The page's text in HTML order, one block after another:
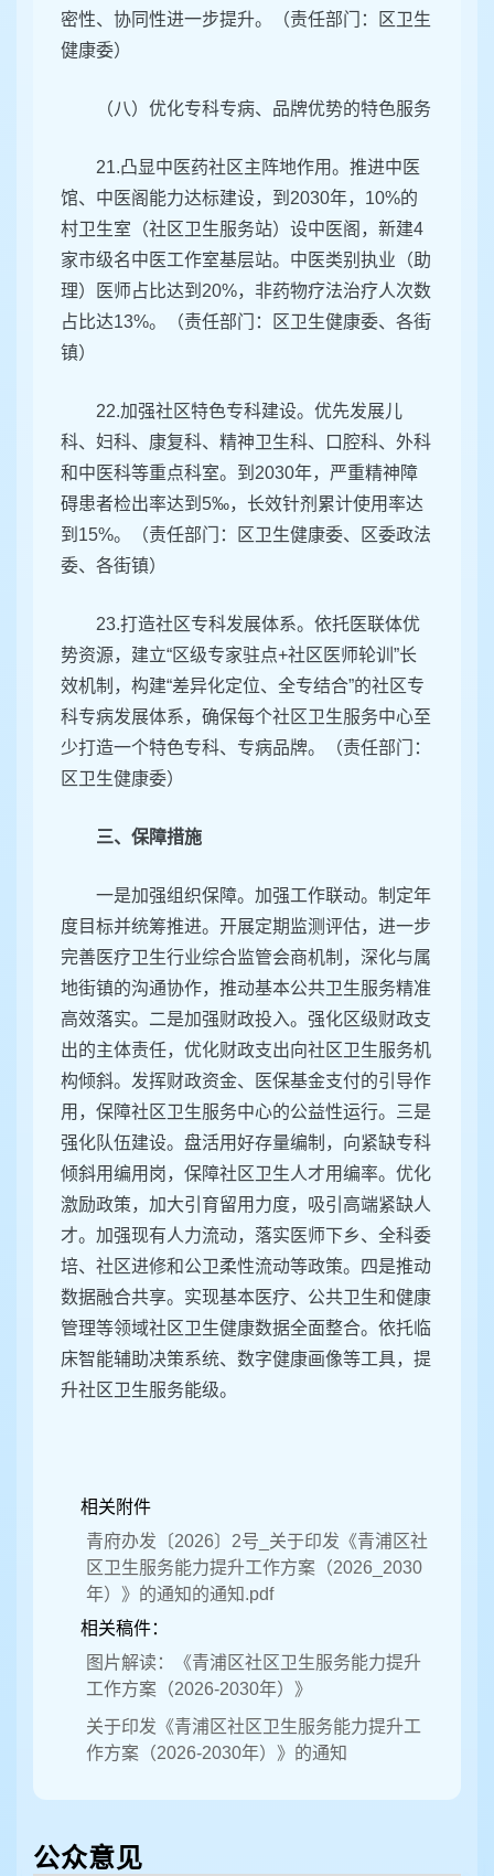
密性、协同性进一步提升。（责任部门：区卫生
健康委）
（八）优化专科专病、品牌优势的特色服务
21.凸显中医药社区主阵地作用。推进中医
馆、中医阁能力达标建设，到2030年，10%的
村卫生室（社区卫生服务站）设中医阁，新建4
家市级名中医工作室基层站。中医类别执业（助
理）医师占比达到20%，非药物疗法治疗人次数
占比达13%。（责任部门：区卫生健康委、各街
镇）
22.加强社区特色专科建设。优先发展儿
科、妇科、康复科、精神卫生科、口腔科、外科
和中医科等重点科室。到2030年，严重精神障
碍患者检出率达到5‰，长效针剂累计使用率达
到15%。（责任部门：区卫生健康委、区委政法
委、各街镇）
23.打造社区专科发展体系。依托医联体优
势资源，建立“区级专家驻点+社区医师轮训”长
效机制，构建“差异化定位、全专结合”的社区专
科专病发展体系，确保每个社区卫生服务中心至
少打造一个特色专科、专病品牌。（责任部门：
区卫生健康委）
三、保障措施
一是加强组织保障。加强工作联动。制定年
度目标并统筹推进。开展定期监测评估，进一步
完善医疗卫生行业综合监管会商机制，深化与属
地街镇的沟通协作，推动基本公共卫生服务精准
高效落实。二是加强财政投入。强化区级财政支
出的主体责任，优化财政支出向社区卫生服务机
构倾斜。发挥财政资金、医保基金支付的引导作
用，保障社区卫生服务中心的公益性运行。三是
强化队伍建设。盘活用好存量编制，向紧缺专科
倾斜用编用岗，保障社区卫生人才用编率。优化
激励政策，加大引育留用力度，吸引高端紧缺人
才。加强现有人力流动，落实医师下乡、全科委
培、社区进修和公卫柔性流动等政策。四是推动
数据融合共享。实现基本医疗、公共卫生和健康
管理等领域社区卫生健康数据全面整合。依托临
床智能辅助决策系统、数字健康画像等工具，提
升社区卫生服务能级。
相关附件
青府办发〔2026〕2号_关于印发《青浦区社
区卫生服务能力提升工作方案（2026_2030
年）》的通知的通知.pdf
相关稿件：
图片解读：《青浦区社区卫生服务能力提升
工作方案（2026-2030年）》
关于印发《青浦区社区卫生服务能力提升工
作方案（2026-2030年）》的通知
公众意见